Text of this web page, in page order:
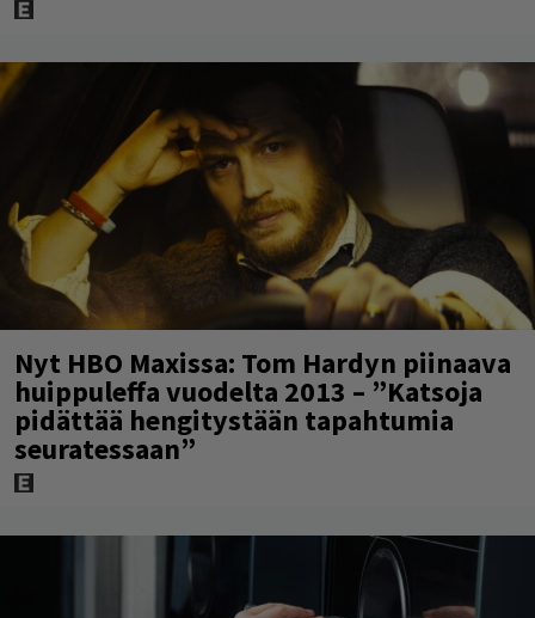
Nyt HBO Maxissa: Tom Hardyn piinaava
huippuleffa vuodelta 2013 – ”Katsoja
pidättää hengitystään tapahtumia
seuratessaan”